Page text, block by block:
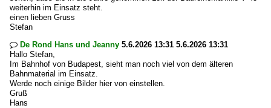
weiterhin im Einsatz steht.
einen lieben Gruss
Stefan
 De Rond Hans und Jeanny 5.6.2026 13:31 5.6.2026 13:31
Hallo Stefan,
Im Bahnhof von Budapest, sieht man noch viel von dem älteren
Bahnmaterial im Einsatz.
Werde noch einige Bilder hier von einstellen.
Gruß
Hans